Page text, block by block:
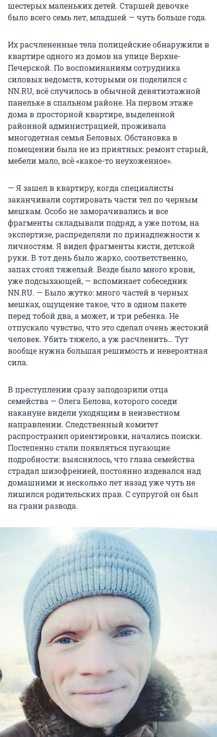
шестерых маленьких детей. Старшей девочке
было всего семь лет, младшей — чуть больше года.
Их расчлененные тела полицейские обнаружили в
квартире одного из домов на улице Верхне-
Печерской. По воспоминаниям сотрудника
силовых ведомств, которыми он поделился с
NN.RU, всё случилось в обычной девятиэтажной
панельке в спальном районе. На первом этаже
дома в просторной квартире, выделенной
районной администрацией, проживала
многодетная семья Беловых. Обстановка в
помещении была не из приятных: ремонт старый,
мебели мало, всё «какое-то неухоженное».
— Я зашел в квартиру, когда специалисты
заканчивали сортировать части тел по черным
мешкам. Особо не заморачивались и все
фрагменты складывали подряд, а уже потом, на
экспертизе, распределяли по принадлежности к
личностям. Я видел фрагменты кисти, детской
руки. В тот день было жарко, соответственно,
запах стоял тяжелый. Везде было много крови,
уже подсыхающей, — вспоминает собеседник
NN.RU. — Было жутко: много частей в черных
мешках, ощущение такое, что в одном пакете
перед тобой два, а может, и три ребенка. Не
отпускало чувство, что это сделал очень жестокий
человек. Убить тяжело, а уж расчленить… Тут
вообще нужна большая решимость и невероятная
сила.
В преступлении сразу заподозрили отца
семейства — Олега Белова, которого соседи
накануне видели уходящим в неизвестном
направлении. Следственный комитет
распространил ориентировки, начались поиски.
Постепенно стали появляться пугающие
подробности: выяснилось, что глава семейства
страдал шизофренией, постоянно издевался над
домашними и несколько лет назад уже чуть не
лишился родительских прав. С супругой он был
на грани развода.